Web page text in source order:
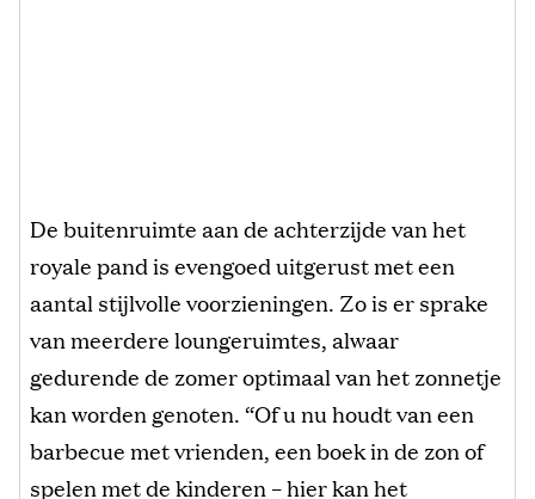
De buitenruimte aan de achterzijde van het
royale pand is evengoed uitgerust met een
aantal stijlvolle voorzieningen. Zo is er sprake
van meerdere loungeruimtes, alwaar
gedurende de zomer optimaal van het zonnetje
kan worden genoten. “Of u nu houdt van een
barbecue met vrienden, een boek in de zon of
spelen met de kinderen – hier kan het